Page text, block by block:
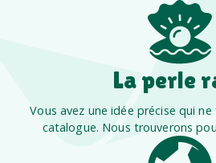
La perle
Vous avez une idée précise qui
catalogue. Nous trouverons